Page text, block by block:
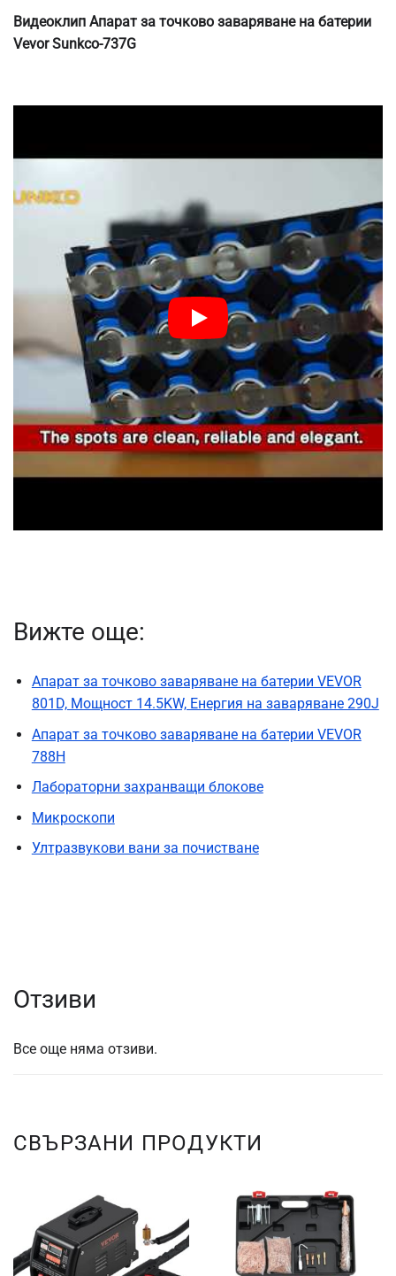
Видеоклип Апарат за точково заваряване на батерии
Vevor Sunkco-737G
Вижте още:
Апарат за точково заваряване на батерии VEVOR
801D, Мощност 14.5KW, Енергия на заваряване 290J
Апарат за точково заваряване на батерии VEVOR
788H
Лабораторни захранващи блокове
Микроскопи
Ултразвукови вани за почистване
Отзиви
Все още няма отзиви.
СВЪРЗАНИ ПРОДУКТИ